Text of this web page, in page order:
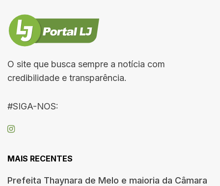
O site que busca sempre a notícia com
credibilidade e transparência.
#SIGA-NOS:
MAIS RECENTES
Prefeita Thaynara de Melo e maioria da Câmara